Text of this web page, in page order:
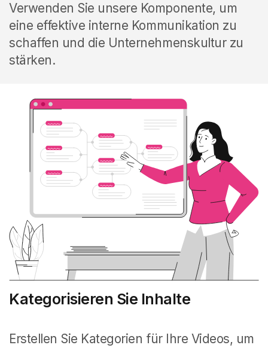
Verwenden Sie unsere Komponente, um
eine effektive interne Kommunikation zu
schaffen und die Unternehmenskultur zu
stärken.
Kategorisieren Sie Inhalte
Erstellen Sie Kategorien für Ihre Videos, um